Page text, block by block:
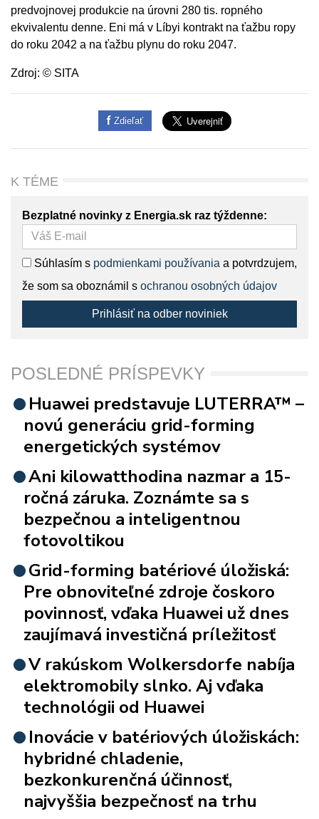
predvojnovej produkcie na úrovni 280 tis. ropného
ekvivalentu denne. Eni má v Líbyi kontrakt na ťažbu ropy
do roku 2042 a na ťažbu plynu do roku 2047.
Zdroj: © SITA
Zdieľať
K TÉME
Bezplatné novinky z Energia.sk raz týždenne:
Súhlasím s podmienkami používania a potvrdzujem,
že som sa oboznámil s ochranou osobných údajov
Prihlásiť na odber noviniek
POSLEDNÉ PRÍSPEVKY
Huawei predstavuje LUTERRA™ –
novú generáciu grid-forming
energetických systémov
Ani kilowatthodina nazmar a 15-
ročná záruka. Zoznámte sa s
bezpečnou a inteligentnou
fotovoltikou
Grid-forming batériové úložiská:
Pre obnoviteľné zdroje čoskoro
povinnosť, vďaka Huawei už dnes
zaujímavá investičná príležitosť
V rakúskom Wolkersdorfe nabíja
elektromobily slnko. Aj vďaka
technológii od Huawei
Inovácie v batériových úložiskách:
hybridné chladenie,
bezkonkurenčná účinnosť,
najvyššia bezpečnosť na trhu